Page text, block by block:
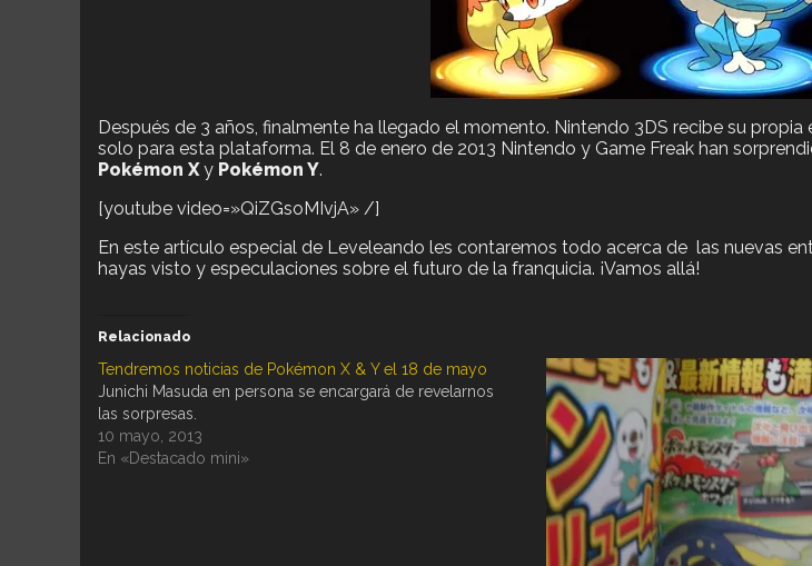
Después de 3 años, finalmente ha llegado el momento. Nintendo 3DS recibe su
solo para esta plataforma. El 8 de enero de 2013 Nintendo y Game Freak han
Pokémon Xy Pokémon Y.
[youtube video=»QiZGsoMIvjA» /]
En este artículo especial de Leveleando les contaremos todo acerca de las nuevas
hayas visto y especulaciones sobre el futuro de la franquicia. ¡Vamos allá!
Relacionado
Tendremos noticias de Pokémon X & Y el 18 de mayo
Junichi Masuda en persona se encargará de revelarnos
las sorpresas.
10 mayo, 2013
En «Destacado mini»